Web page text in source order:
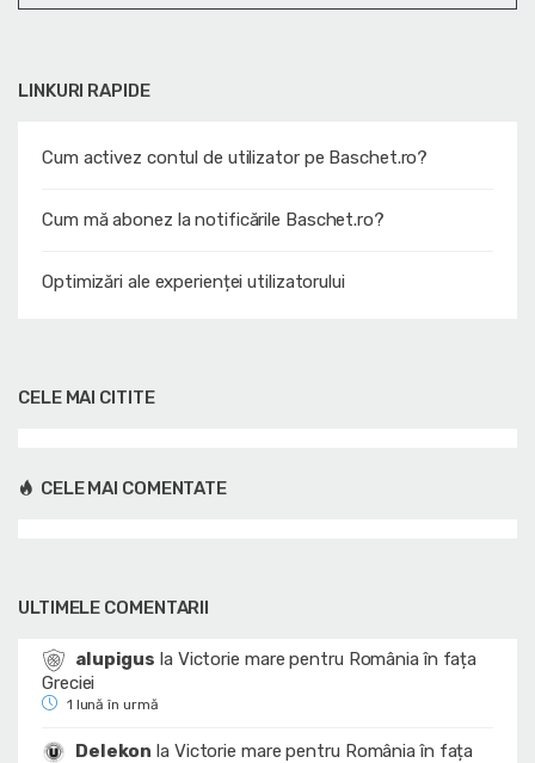
LINKURI RAPIDE
Cum activez contul de utilizator pe Baschet.ro?
Cum mă abonez la notificările Baschet.ro?
Optimizări ale experienței utilizatorului
CELE MAI CITITE
CELE MAI COMENTATE
ULTIMELE COMENTARII
alupigus la Victorie mare pentru România în fața
Greciei
1 lună în urmă
Delekon la Victorie mare pentru România în fața